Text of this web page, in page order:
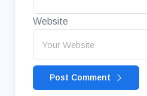
Website
Post Comment